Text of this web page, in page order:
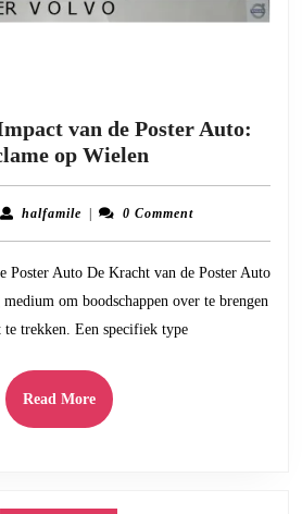
van de Poster Auto:
op Wielen
Krachtige
Impact
Poster
Auto:
Reclame
halfamilehalfamile
| 0 Comment
Poster Auto De Kracht van de Poster Auto
om boodschappen over te brengen
te trekken. Een specifiek type
Read MoreRead
More